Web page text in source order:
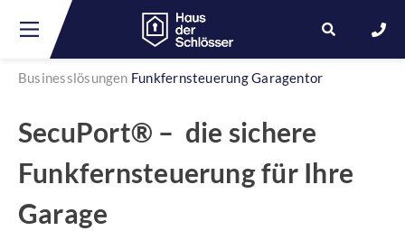
Skip
content
Businesslösungen Funkfernsteuerung Garagentor
SecuPort® – die sichere
Funkfernsteuerung für Ihre
Garage